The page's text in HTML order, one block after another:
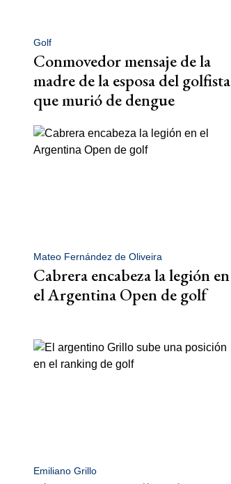
Golf
Conmovedor mensaje de la
madre de la esposa del golfista
que murió de dengue
Mateo Fernández de Oliveira
Cabrera encabeza la legión en
el Argentina Open de golf
Emiliano Grillo